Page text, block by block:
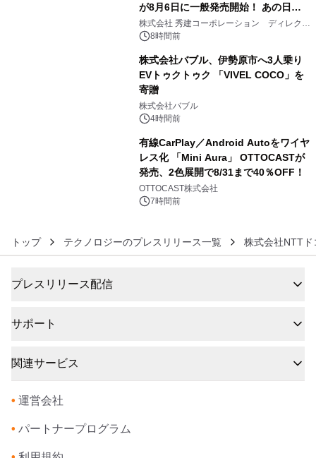
が8月6日に一般発売開始！ あの日の
大興奮が今甦る
株式会社 秀建コーポレーション ディレクト
アートギャラリー
8時間前
株式会社バブル、伊勢原市へ3人乗り
EVトゥクトゥク 「VIVEL COCO」を
寄贈
株式会社バブル
4時間前
有線CarPlay／Android Autoをワイヤ
レス化 「Mini Aura」 OTTOCASTが
発売、2色展開で8/31まで40％OFF！
OTTOCAST株式会社
7時間前
トップ テクノロジーのプレスリリース一覧 株式会社NTT
プレスリリース配信
サポート
関連サービス
• 運営会社
• パートナープログラム